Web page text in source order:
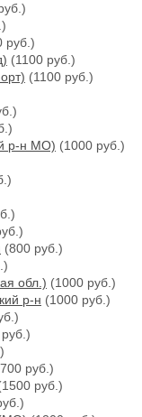
руб.)
(1100 руб.)
(1100 руб.)
р-н МО) (1000 руб.)
(800 руб.)
обл.) (1000 руб.)
р-н (1000 руб.)
руб.)
руб.)